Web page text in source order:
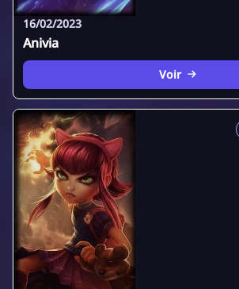
16/02/2023
Anivia
Voir